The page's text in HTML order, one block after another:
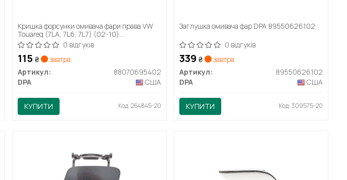
Кришка форсунки омивача фари права VW
Touareg (7LA, 7L6, 7L7) (02-10)
(88070695402) DPA
0 відгуків
115₴
завтра
Артикул:
88070695402
DPA
США
КУПИТИ Код: 264845-20
Заглушка омивача фар DPA 89550626102
0 відгуків
339₴
завтра
Артикул:
89550626102
DPA
США
КУПИТИ Код: 309575-20